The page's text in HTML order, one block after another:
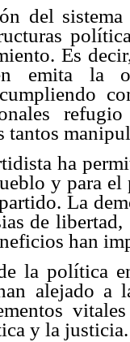
del
Es
emita la
tantos
ha
y para
La
de
han
la política
alejado a
y la justicia.